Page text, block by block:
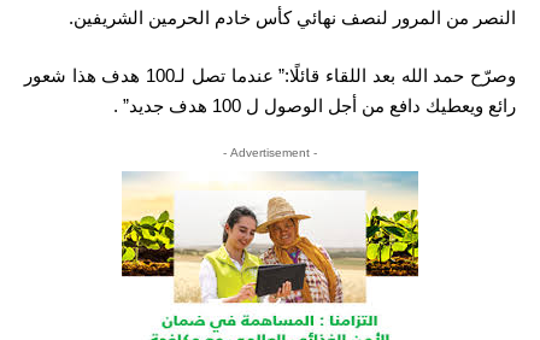
النصر من المرور لنصف نهائي كأس خادم الحرمين الشريفين.
وصرّح حمد الله بعد اللقاء قائلًا:” عندما تصل لـ100 هدف هذا شعور
رائع ويعطيك دافع من أجل الوصول ل 100 هدف جديد” .
- Advertisement -